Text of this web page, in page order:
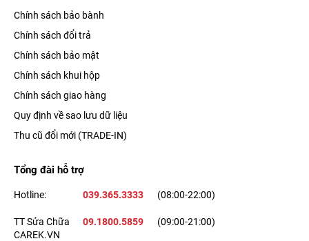
Chính sách bảo bành
Chính sách đổi trả
Chính sách bảo mật
Chính sách khui hộp
Chính sách giao hàng
Quy định về sao lưu dữ liệu
Thu cũ đổi mới (TRADE-IN)
Tổng đài hỗ trợ
Hotline: 039.365.3333 (08:00-22:00)
TT Sửa Chữa
CAREK.VN
09.1800.5859 (09:00-21:00)